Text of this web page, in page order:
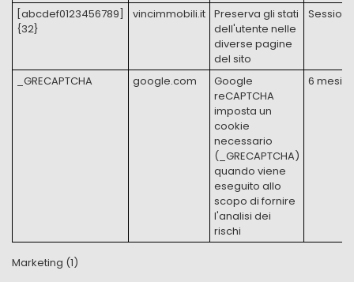
[abcdef0123456789]
{32}
​vincimmobili.it Preserva gli stati
dell'utente nelle
diverse pagine
del sito
_GRECAPTCHA google.com
Google
reCAPTCHA
imposta un
cookie
necessario
(_GRECAPTCHA)
quando viene
eseguito allo
scopo di fornire
l'analisi dei
rischi
6 mesi
Marketing (1)